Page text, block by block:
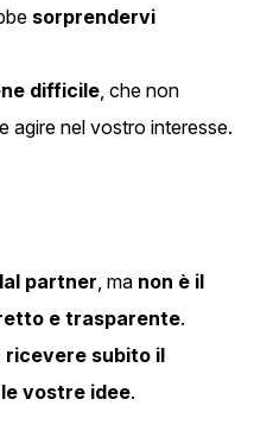
sorprendervi
difficile, che non
agire nel vostro interesse.
partner , ma non è il
e trasparente.
ricevere subito il
vostre idee.